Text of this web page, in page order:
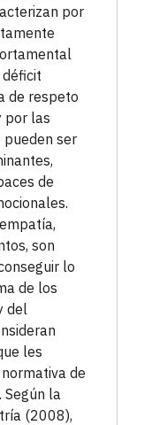
por
de respeto
por las
pueden ser
de
son
lo
de los
del
les
de
Según la
(2008),